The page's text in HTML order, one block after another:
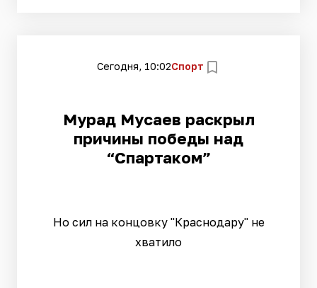
Сегодня, 10:02Спорт
Мурад Мусаев раскрыл
причины победы над
“Спартаком”
Но сил на концовку "Краснодару" не
хватило